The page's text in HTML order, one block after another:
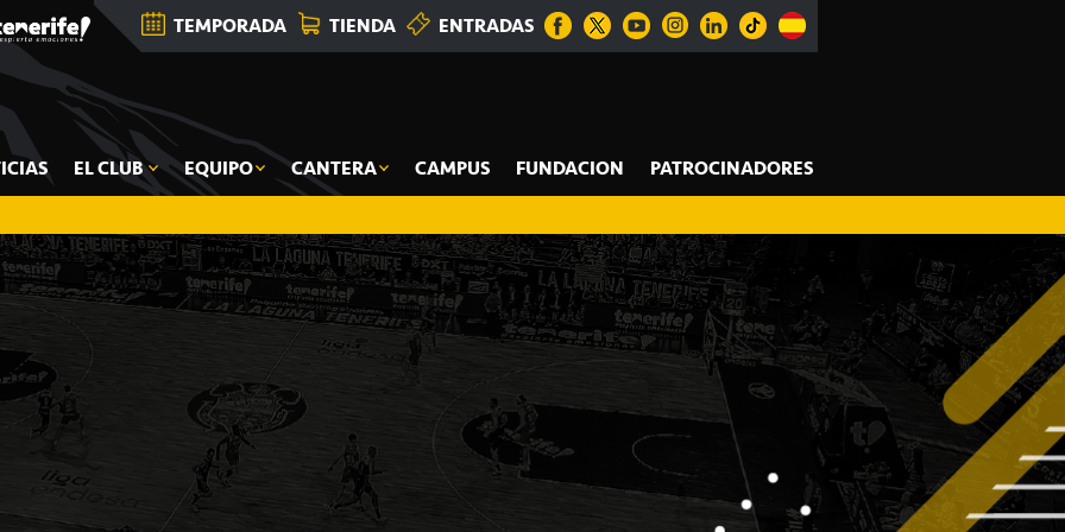
TEMPORADA TIENDA ENTRADAS
EL CLUB EQUIPO CANTERA CAMPUS FUNDACION PATROCINADORES